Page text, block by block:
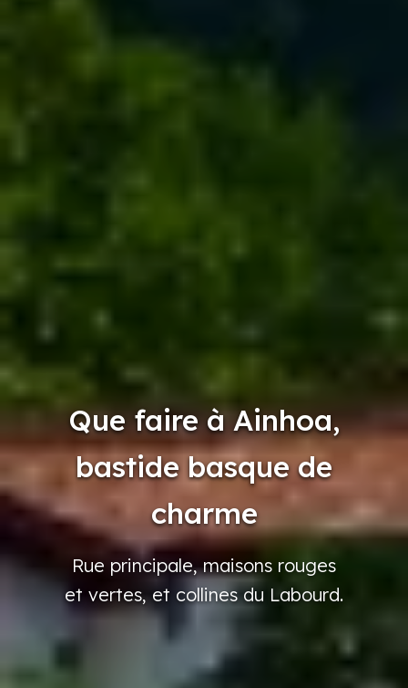
Que faire à Ainhoa,
bastide basque de
charme
Rue principale, maisons rouges
et vertes, et collines du Labourd.